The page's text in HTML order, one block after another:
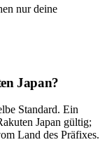
nur deine
Japan?
Standard. Ein
Japan gültig;
Land des Präfixes.